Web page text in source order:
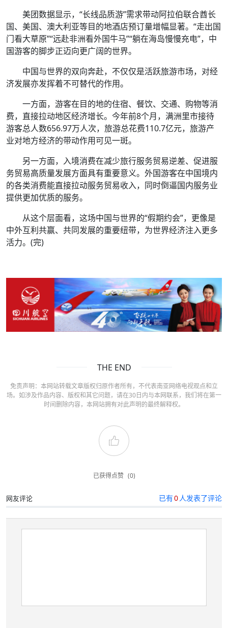
美团数据显示，“长线品质游”需求带动阿拉伯联合酋长
国、美国、澳大利亚等目的地酒店预订量增幅显著。“走出国
门看大草原”“远赴非洲看外国牛马”“躺在海岛慢慢充电”，中
国游客的脚步正迈向更广阔的世界。
中国与世界的双向奔赴，不仅仅是活跃旅游市场，对经
济发展亦发挥着不可替代的作用。
一方面，游客在目的地的住宿、餐饮、交通、购物等消
费，直接拉动地区经济增长。今年前8个月，满洲里市接待
游客总人数656.97万人次，旅游总花费110.7亿元，旅游产
业对地方经济的带动作用可见一斑。
另一方面，入境消费在减少旅行服务贸易逆差、促进服
务贸易高质量发展方面具有重要意义。外国游客在中国境内
的各类消费能直接拉动服务贸易收入，同时倒逼国内服务业
提供更加优质的服务。
从这个层面看，这场中国与世界的“假期约会”，更像是
中外互利共赢、共同发展的重要纽带，为世界经济注入更多
活力。 (完)
THE END
免责声明：本网站转载文章版权归原作者所有，不代表南亚网络电视观点和立
场。如涉及作品内容、版权和其它问题，请在30日内与本网联系，我们将在第一
时间删除内容，本网站拥有对此声明的最终解释权。
已获得点赞 (0)
网友评论 已有0 人发表了评论